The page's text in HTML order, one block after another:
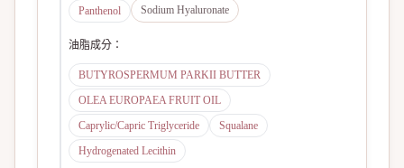
Panthenol
Sodium Hyaluronate
油脂成分 ：
BUTYROSPERMUM PARKII BUTTER
OLEA EUROPAEA FRUIT OIL
Caprylic/Capric Triglyceride
Squalane
Hydrogenated Lecithin